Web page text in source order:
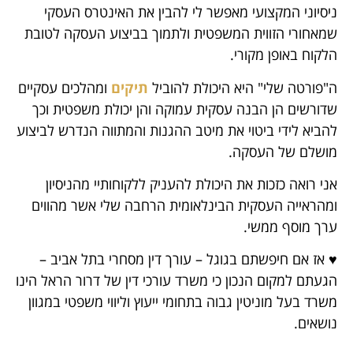
ניסיוני המקצועי מאפשר לי להבין את האינטרס העסקי
שמאחורי הזווית המשפטית ולתמוך בביצוע העסקה לטובת
הלקוח באופן מקורי.
ה"פורטה שלי" היא היכולת להוביל תיקים ומהלכים עסקיים
שדורשים הן הבנה עסקית עמוקה והן יכולת משפטית וכך
להביא לידי ביטוי את מיטב ההגנות והמתווה הנדרש לביצוע
מושלם של העסקה.
אני רואה כזכות את היכולת להעניק ללקוחותיי מהניסיון
ומהראייה העסקית הבינלאומית הרחבה שלי אשר מהווים
ערך מוסף ממשי.
♥ אז אם חיפשתם בגוגל – עורך דין מסחרי בתל אביב –
הגעתם למקום הנכון כי משרד עורכי דין של דרור הראל הינו
משרד בעל מוניטין גבוה בתחומי ייעוץ וליווי משפטי במגוון
נושאים.